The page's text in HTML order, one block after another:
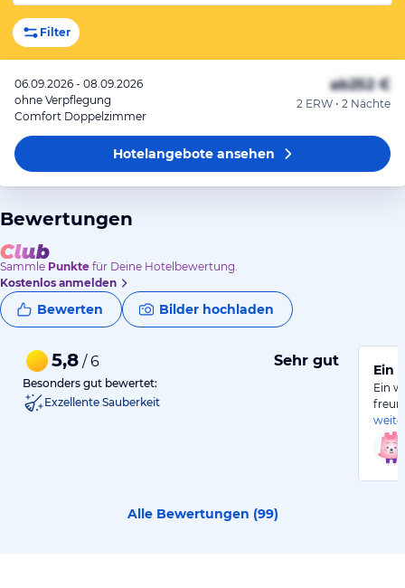
Filter
06.09.2026 - 08.09.2026
ohne Verpflegung
Comfort Doppelzimmer
ab252 €
2 ERW • 2 Nächte
Hotelangeboteansehen
Bewertungen
Sammle Punkte für Deine Hotelbewertung.
Kostenlos anmelden
Bewerten Bilder hochladen
5,8 / 6 Sehr gut
Besonders gut bewertet:
Exzellente Sauberkeit
Ein
Ein
Alle Bewertungen (99)